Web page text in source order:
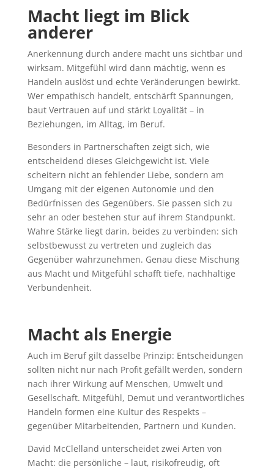
Macht liegt im Blick
anderer
Anerkennung durch andere macht uns sichtbar und
wirksam. Mitgefühl wird dann mächtig, wenn es
Handeln auslöst und echte Veränderungen bewirkt.
Wer empathisch handelt, entschärft Spannungen,
baut Vertrauen auf und stärkt Loyalität – in
Beziehungen, im Alltag, im Beruf.
Besonders in Partnerschaften zeigt sich, wie
entscheidend dieses Gleichgewicht ist. Viele
scheitern nicht an fehlender Liebe, sondern am
Umgang mit der eigenen Autonomie und den
Bedürfnissen des Gegenübers. Sie passen sich zu
sehr an oder bestehen stur auf ihrem Standpunkt.
Wahre Stärke liegt darin, beides zu verbinden: sich
selbstbewusst zu vertreten und zugleich das
Gegenüber wahrzunehmen. Genau diese Mischung
aus Macht und Mitgefühl schafft tiefe, nachhaltige
Verbundenheit.
Macht als Energie
Auch im Beruf gilt dasselbe Prinzip: Entscheidungen
sollten nicht nur nach Profit gefällt werden, sondern
nach ihrer Wirkung auf Menschen, Umwelt und
Gesellschaft. Mitgefühl, Demut und verantwortliches
Handeln formen eine Kultur des Respekts –
gegenüber Mitarbeitenden, Partnern und Kunden.
David McClelland unterscheidet zwei Arten von
Macht: die persönliche – laut, risikofreudig, oft